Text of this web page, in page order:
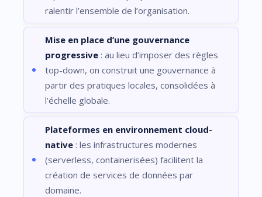
ralentir l’ensemble de l’organisation.
Mise en place d’une gouvernance
progressive : au lieu d’imposer des règles
top-down, on construit une gouvernance à
partir des pratiques locales, consolidées à
l’échelle globale.
Plateformes en environnement cloud-
native : les infrastructures modernes
(serverless, containerisées) facilitent la
création de services de données par
domaine.